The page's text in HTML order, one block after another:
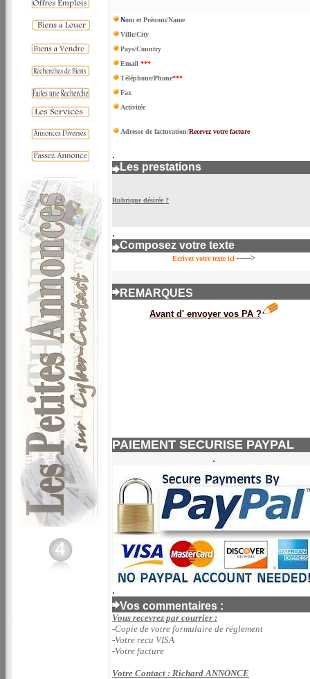
----------------
Nom et Prénom/Name
Ville/City
Pays/Country
Email ***
Téléphone/Phone***
Fax
Activitée
Adresse de facturation/Recevez votre facture
.
Les prestations
Rubrique désirée ?
.
Composez votre texte
Ecrivez votre texte ici------>
REMARQUES
Avant d' envoyer vos PA ?
PAIEMENT SECURISE PAYPAL
.
.
Vos commentaires :
Vous recevrez par courrier :
-Copie de votre formulaire de réglement
-Votre recu VISA
-Votre facture
Votre Contact : Richard ANNONCE